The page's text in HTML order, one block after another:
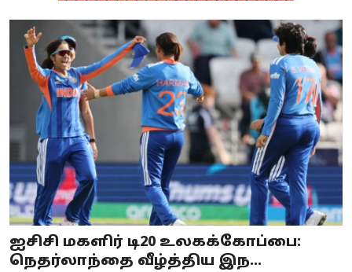
ஐசிசி மகளிர் டி20 உலகக்கோப்பை:
நெதர்லாந்தை வீழ்த்திய இந...